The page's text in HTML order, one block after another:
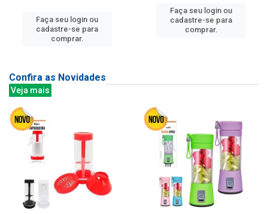
Faça seu login ou
cadastre-se para
comprar.
Faça seu login ou
cadastre-se para
comprar.
Confira as Novidades
Veja mais